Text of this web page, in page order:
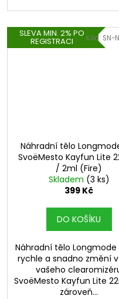
SLEVA MIN. 2% PO
REGISTRACI
Náhradní tělo
SvoëMesto Kayfun Lite
/ 2ml (Fire)
Skladem (3 ks)
399 Kč
DO KOŠÍKU
Náhradní tělo Longmode
rychle a snadno změní
vašeho
SvoëMesto Kayfun Lite
zároveň...
Kód: SN-